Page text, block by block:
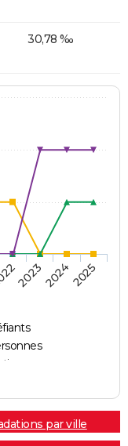
30,78 ‰
202320242025
par ville